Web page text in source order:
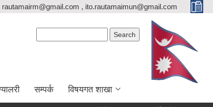
rautamairm@gmail.com , ito.rautamaimun@gmail.com
सम्पर्क विषयगत शाखा